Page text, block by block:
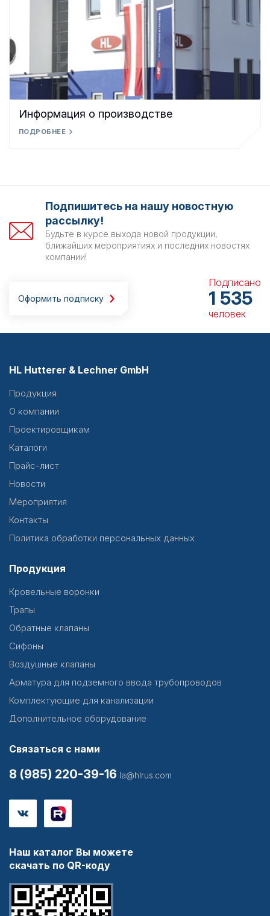
Информация о производстве
ПОДРОБНЕЕ
Подпишитесь на нашу новостную
рассылку!
Будьте в курсе выхода новой продукции,
ближайших мероприятиях и последних новостях
компании!
Оформить подписку
Подписано
1 535
человек
HL Hutterer & Lechner GmbH
Продукция
О компании
Проектировщикам
Каталоги
Прайс-лист
Новости
Мероприятия
Контакты
Политика обработки персональных данных
Продукция
Кровельные воронки
Трапы
Обратные клапаны
Сифоны
Воздушные клапаны
Арматура для подземного ввода трубопроводов
Комплектующие для канализации
Дополнительное оборудование
Связаться с нами
8 (985) 220-39-16 la@hlrus.com
Наш каталог Вы можете
скачать по QR-коду